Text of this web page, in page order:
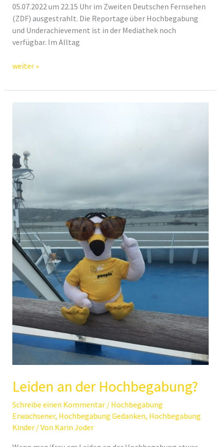
05.07.2022 um 22.15 Uhr im Zweiten Deutschen Fernsehen
(ZDF) ausgestrahlt. Die Reportage über Hochbegabung
und Underachievement ist in der Mediathek noch
verfügbar. Im Alltag
Hochbegabte
im
Alltag
über
Hochbegabung
und
Underachievement
weiter »
Leiden an der Hochbegabung?
Schreibe einen Kommentar / Hochbegabung
Erwachsener, Hochbegabung Gedanken, Hochbegabung
Kinder/ Von Karin Joder